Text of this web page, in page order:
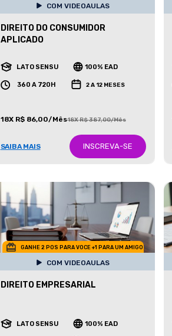
COM VIDEOAULAS
DIREITO DO CONSUMIDOR
APLICADO
LATO SENSU 100% EAD
360 A 720H 2 A 12 MESES
18X R$ 86,00/Mês18X R$ 387,00/Mês
SAIBA MAIS INSCREVA-SE
GANHE 2 POS PARA VOCE +1 PARA UM AMIGO
COM VIDEOAULAS
DIREITO EMPRESARIAL
LATO SENSU 100% EAD